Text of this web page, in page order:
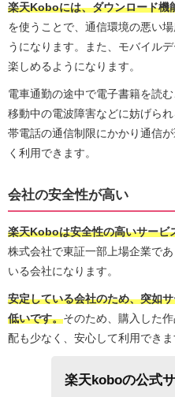
楽天Koboには、ダウンロード機
を使うことで、通信環境の悪い
うになります。また、モバイル
楽しめるようになります。
電車通勤の途中で電子書籍を読
移動中の電波障害などに妨げら
帯電話の通信制限にかかり通信
く利用できます。
会社の安全性が高い
楽天Koboは安全性の高いサービ
株式会社で東証一部上場企業で
いる会社になります。
安定している会社のため、突如
低いです。そのため、購入した
配も少なく、安心して利用できま
楽天koboの公式